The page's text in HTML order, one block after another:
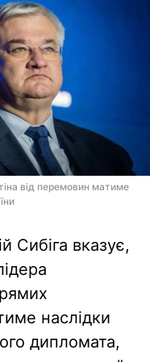
від перемовин матиме
Сибіга вказує,
наслідки
дипломата,